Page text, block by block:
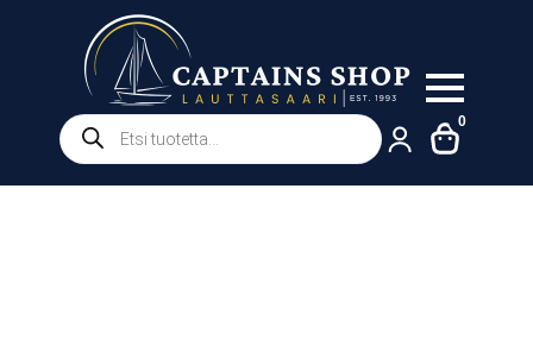
Products
search
0